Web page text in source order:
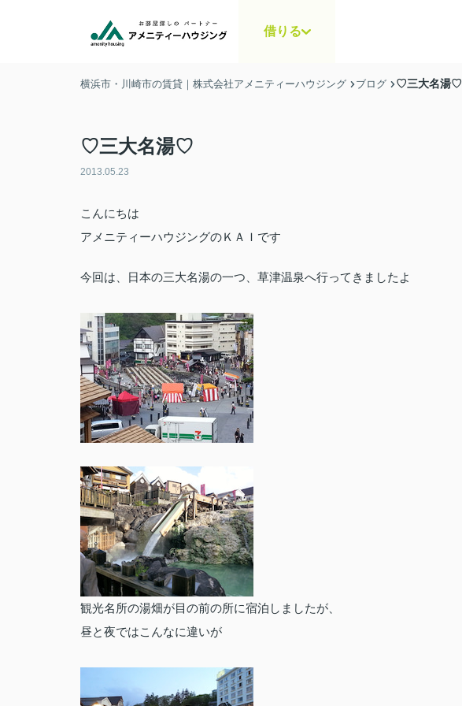
借りる
横浜市・川崎市の賃貸｜株式会社アメニティーハウジング ブログ ♡三大名湯♡
♡三大名湯♡
2013.05.23
こんにちは
アメニティーハウジングのＫＡＩです
今回は、日本の三大名湯の一つ、草津温泉へ行ってきましたよ
観光名所の湯畑が目の前の所に宿泊しましたが、
昼と夜ではこんなに違いが